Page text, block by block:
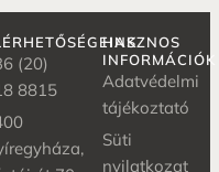
(20)
8815
HASZNOS
INFORMÁCIÓK
Adatvédelmi
tájékoztató
Süti
nyilatkozat